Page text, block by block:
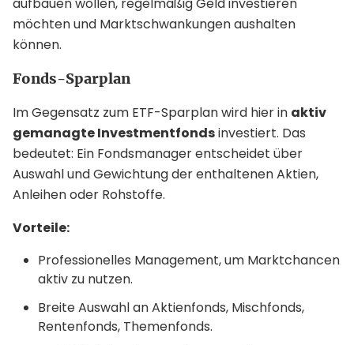
möchten und Marktschwankungen aushalten
können.
Fonds-Sparplan
Im Gegensatz zum ETF-Sparplan wird hier in aktiv
gemanagte Investmentfondsinvestiert. Das
bedeutet: Ein Fondsmanager entscheidet über
Auswahl und Gewichtung der enthaltenen Aktien,
Anleihen oder Rohstoffe.
Vorteile:
Professionelles Management, um Marktchancen
aktiv zu nutzen.
Breite Auswahl an Aktienfonds, Mischfonds,
Rentenfonds, Themenfonds.